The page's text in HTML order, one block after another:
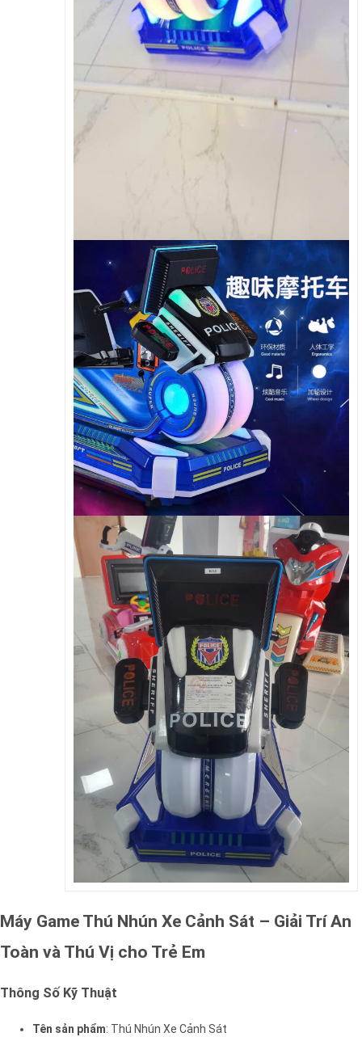
Máy Game Thú Nhún Xe Cảnh Sát – Giải Trí An
Toàn và Thú Vị cho Trẻ Em
Thông Số Kỹ Thuật
Tên sản phẩm: Thú Nhún Xe Cảnh Sát